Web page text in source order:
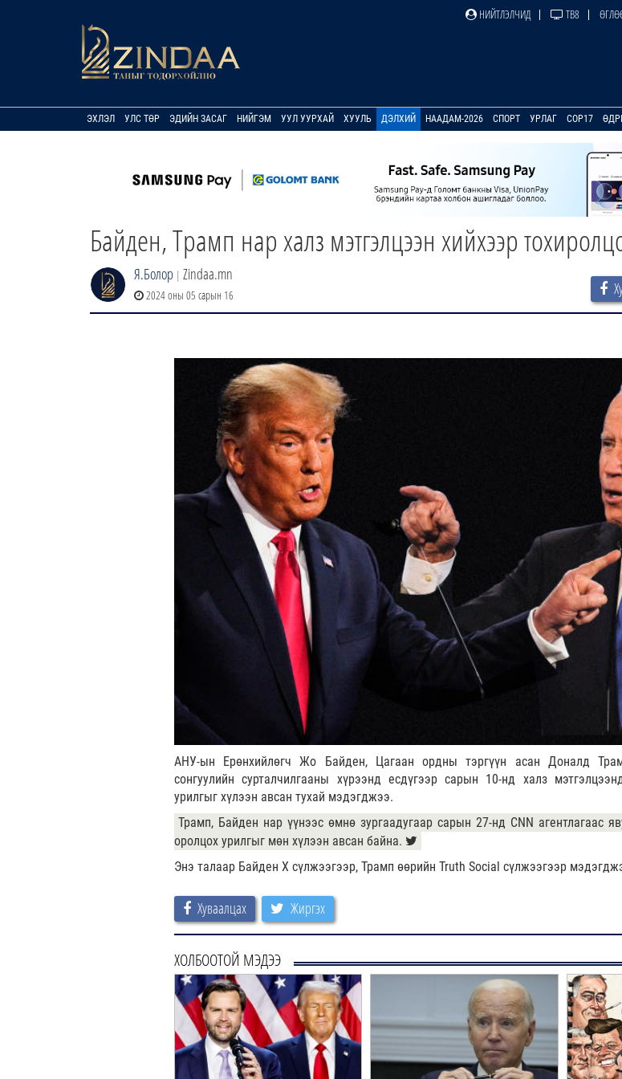
НИЙТЛЭЛЧИД ТВ8
ЭХЛЭЛ УЛС ТӨР ЭДИЙН ЗАСАГ НИЙГЭМ УУЛ УУРХАЙ ХУУЛЬ ДЭЛХИЙ НААДАМ-2026 СПОРТ УРЛАГ COP17
Байден, Трамп нар халз мэтгэлцээн хийхээр
Я.Болор | Zindaa.mn
2024 оны 05 сарын 16
АНУ-ын Ерөнхийлөгч Жо Байден, Цагаан ордны тэргүүн асан Доналд
сонгуулийн сурталчилгааны хүрээнд есдүгээр сарын 10-нд халз
урилгыг хүлээн авсан тухай мэдэгджээ.
Трамп, Байден нар үүнээс өмнө зургаадугаар сарын 27-нд CNN агентлагаас
оролцох урилгыг мөн хүлээн авсан байна.
Энэ талаар Байден Х сүлжээгээр, Трамп өөрийн Truth Social сүлжээгээр
Хуваалцах Жиргэх
ХОЛБООТОЙ МЭДЭЭ